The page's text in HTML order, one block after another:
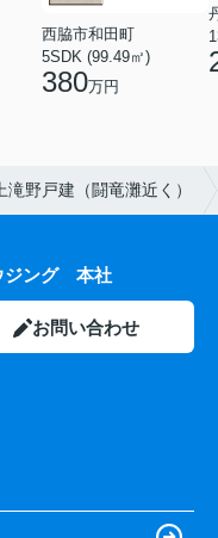
西脇市和田町
5SDK (99.49㎡)
380万円
上滝野戸建（闘竜灘近く）
ジング 本社
お問い合わせ